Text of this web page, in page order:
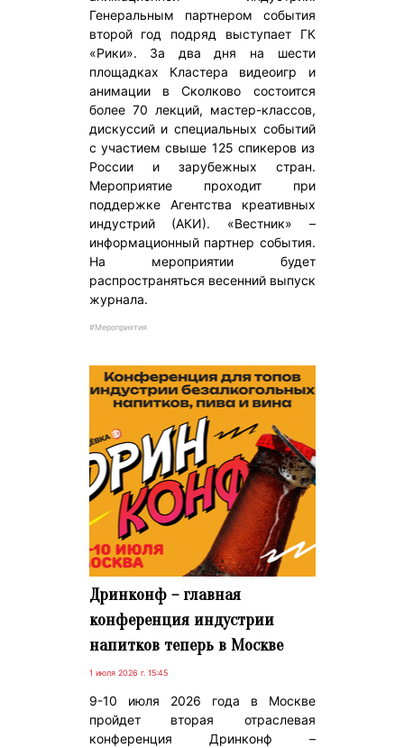
Генеральным партнером события
второй год подряд выступает ГК
«Рики». За два дня на шести
площадках Кластера видеоигр и
анимации в Сколково состоится
более 70 лекций, мастер-классов,
дискуссий и специальных событий
с участием свыше 125 спикеров из
России и зарубежных стран.
Мероприятие проходит при
поддержке Агентства креативных
индустрий (АКИ). «Вестник» –
информационный партнер события.
На мероприятии будет
распространяться весенний выпуск
журнала.
#Мероприятия
Дринконф – главная
конференция индустрии
напитков теперь в Москве
1 июля 2026 г. 15:45
9-10 июля 2026 года в Москве
пройдет вторая отраслевая
конференция Дринконф –